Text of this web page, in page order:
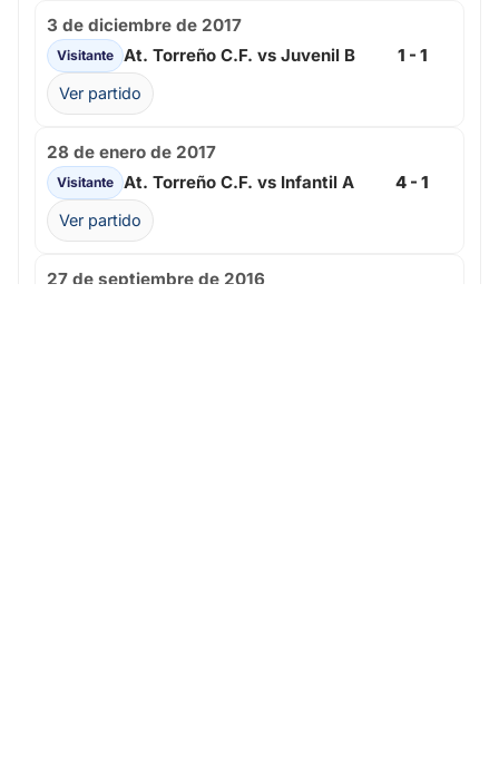
3 de diciembre de 2017
Visitante At. Torreño C.F. vs Juvenil B 1 - 1
Ver partido
28 de enero de 2017
Visitante At. Torreño C.F. vs Infantil A 4 - 1
Ver partido
27 de septiembre de 2016